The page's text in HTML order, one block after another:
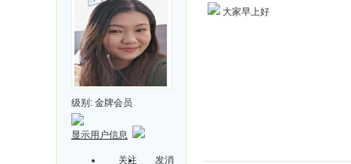
级别: 金牌会员
显示用户信息
关注
发消
大家早上好